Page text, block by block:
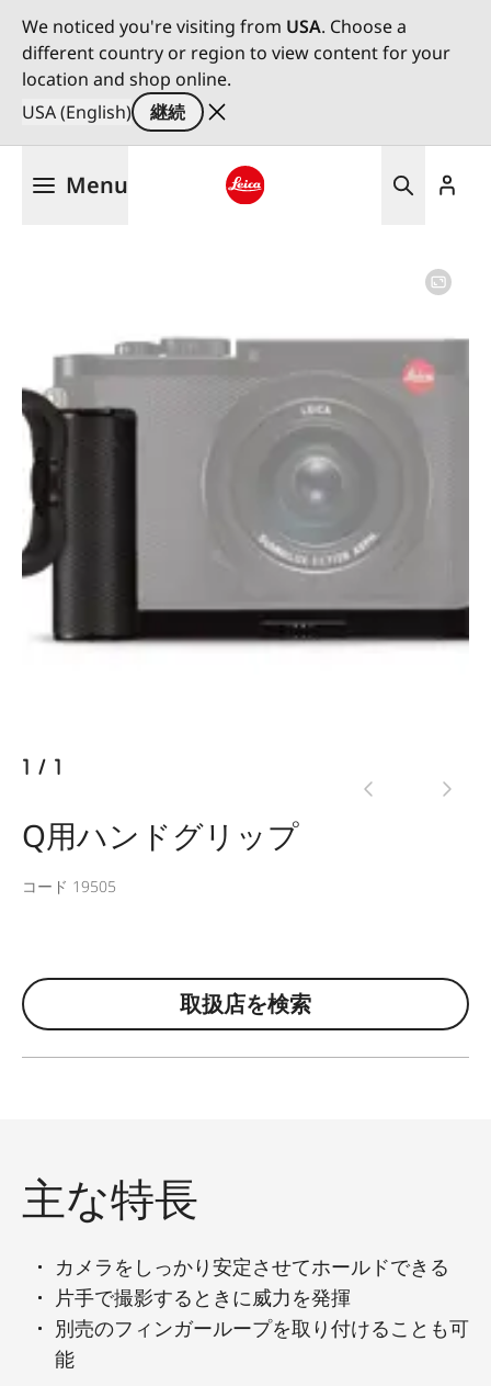
We noticed you're visiting from USA. Choose a
different country or region to view content for your
location and shop online.
USA (English)
継続
Menu
1 / 1
Q用ハンドグリップ
コード 19505
取扱店を検索
主な特長
カメラをしっかり安定させてホールドできる
片手で撮影するときに威力を発揮
別売のフィンガーループを取り付けることも可
能